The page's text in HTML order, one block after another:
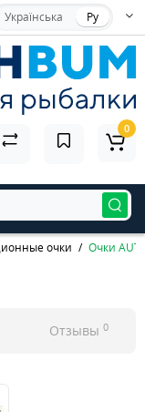
Українська Ру
0
очки Очки
Отзывы 0